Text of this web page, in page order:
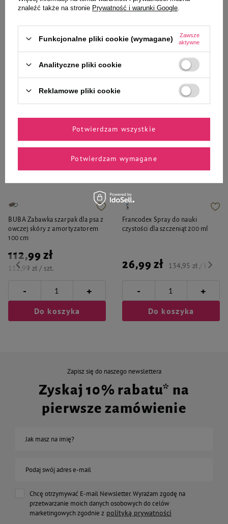
34,99 zł
- +
29,31 zł
- +
Do koszyka
Zaufane i polecane przez
naszych ekspertów
BUBA Zabawka szarpak dla psa z
owczej skóry z amortyzatorem
100 cm
112,99 zł
112,99 zł / szt.
- +
Do koszyka
Francodex Spray do nauki
czystości dla szczeniąt 200 ml
26,99 zł 134,95 zł / l
- +
Do koszyka
Zapisz się do naszego newslettera
Zyskaj 10% rabatu* na
pierwsze zamówienie
Jak masz na imię?
Podaj swój adres e-mail
Chcę otrzymywać E-mail Newsletter. Wyrażam zgodę na
przetwarzanie moich danych osobowych do celów
marketingowych zgodnie z polityką prywatności
znaleźć także na stronie Prywatność i warunki Google
Funkcjonalne pliki cookie (wymagane)
Zawsze
aktywne
Analityczne pliki cookie
Reklamowe pliki cookie
Potwierdzam wymagane
Potwierdzam wszystkie